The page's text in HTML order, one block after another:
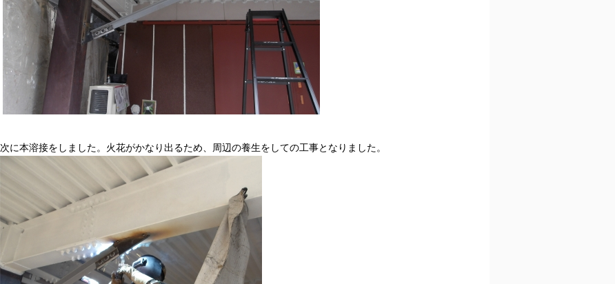
次に本溶接をしました。火花がかなり出るため、周辺の養生をしての工事となりました。